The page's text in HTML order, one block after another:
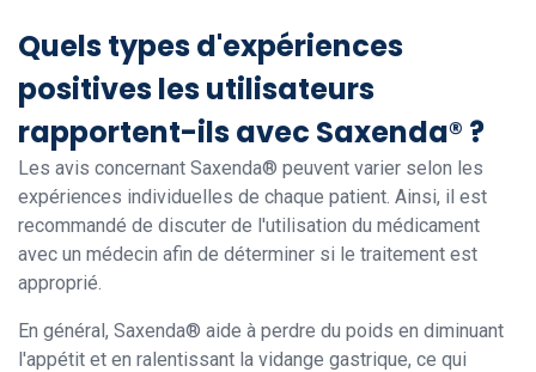
Quels types d'expériences
positives les utilisateurs
rapportent-ils avec Saxenda® ?
Les avis concernant Saxenda® peuvent varier selon les
expériences individuelles de chaque patient. Ainsi, il est
recommandé de discuter de l'utilisation du médicament
avec un médecin afin de déterminer si le traitement est
approprié.
En général, Saxenda® aide à perdre du poids en diminuant
l'appétit et en ralentissant la vidange gastrique, ce qui